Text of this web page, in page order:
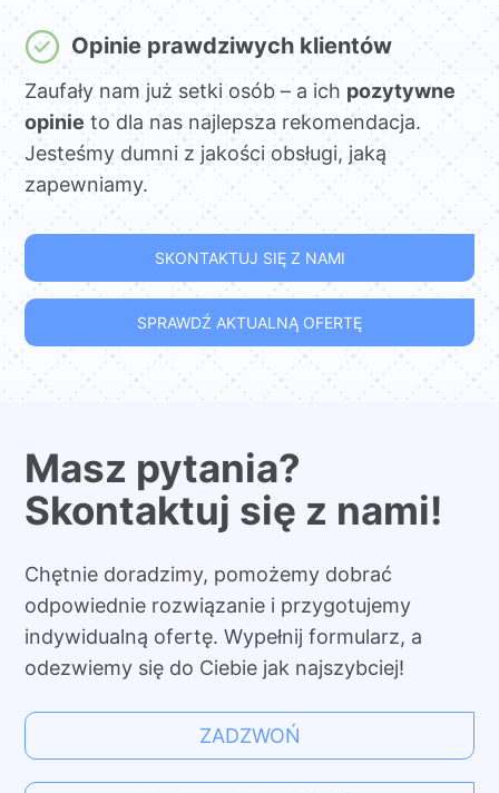
Opinie prawdziwych klientów
Zaufały nam już setki osób – a ich pozytywne
opinie to dla nas najlepsza rekomendacja.
Jesteśmy dumni z jakości obsługi, jaką
zapewniamy.
SKONTAKTUJ SIĘ Z NAMI
SPRAWDŹ AKTUALNĄ OFERTĘ
Masz pytania?
Skontaktuj się z nami!
Chętnie doradzimy, pomożemy dobrać
odpowiednie rozwiązanie i przygotujemy
indywidualną ofertę. Wypełnij formularz, a
odezwiemy się do Ciebie jak najszybciej!
ZADZWOŃ